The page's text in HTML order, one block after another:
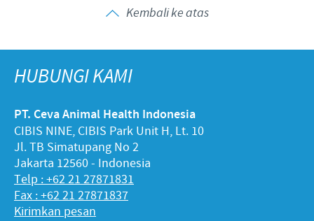
Kembali ke atas
HUBUNGI KAMI
PT. Ceva Animal Health Indonesia
CIBIS NINE, CIBIS Park Unit H, Lt. 10
Jl. TB Simatupang No 2
Jakarta 12560 - Indonesia
Telp : +62 21 27871831
Fax : +62 21 27871837
Kirimkan pesan